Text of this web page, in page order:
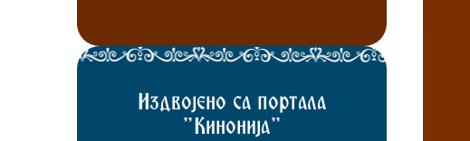
Издвојено са портала
"Кинонија"